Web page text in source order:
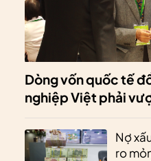
Dòng vốn quốc tế
nghiệp Việt phải
Nợ
ro